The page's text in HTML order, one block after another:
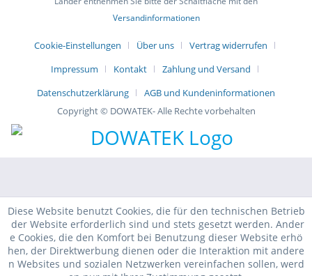
Versandinformationen
Cookie-Einstellungen Über uns
Vertrag widerrufen
Impressum
Kontakt
Zahlung und Versand
Datenschutzerklärung
AGB und Kundeninformationen
Copyright © DOWATEK- Alle Rechte vorbehalten
Diese Website benutzt Cookies, die für den technischen Betrieb
der Website erforderlich sind und stets gesetzt werden. Ander
e Cookies, die den Komfort bei Benutzung dieser Website erhö
hen, der Direktwerbung dienen oder die Interaktion mit andere
n Websites und sozialen Netzwerken vereinfachen sollen, werd